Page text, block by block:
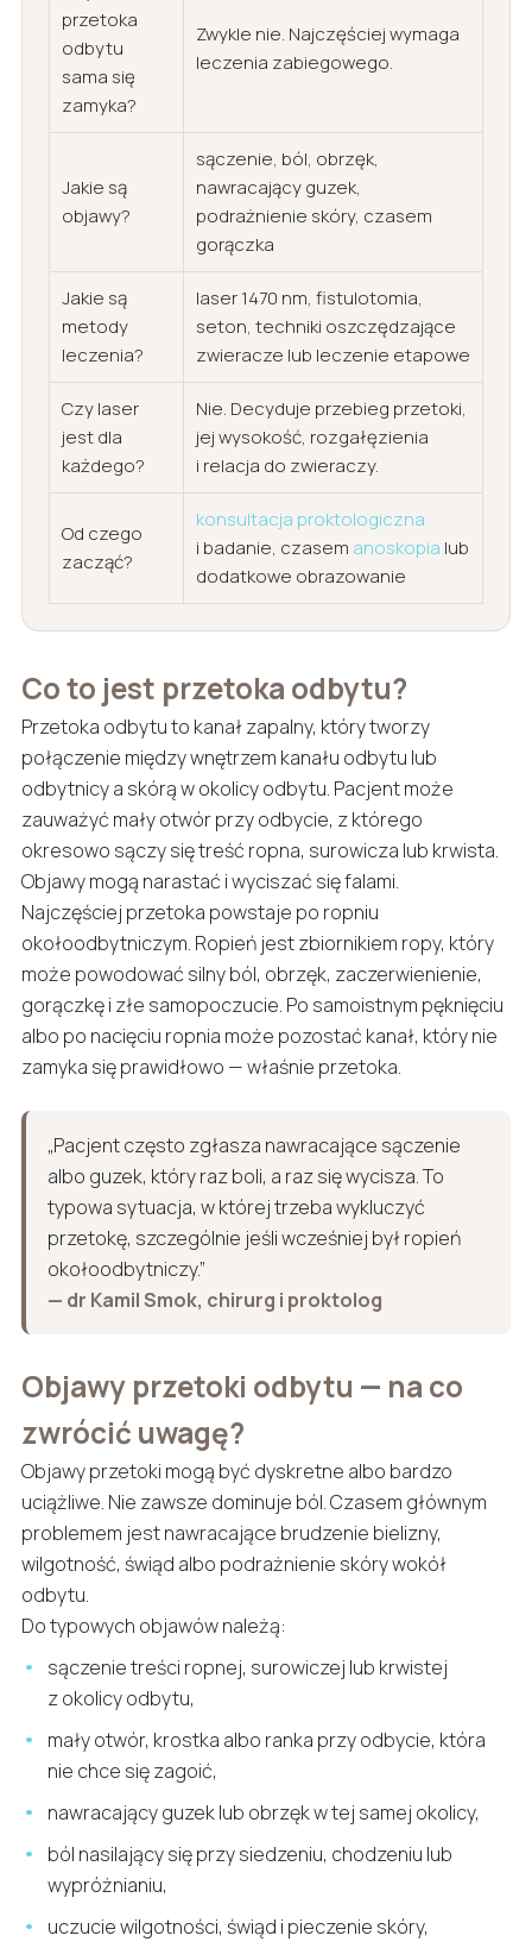
przetoka
odbytu
sama się
zamyka?
Zwykle nie. Najczęściej wymaga
leczenia zabiegowego.
Jakie są
objawy?
sączenie, ból, obrzęk,
nawracający guzek,
podrażnienie skóry, czasem
gorączka
Jakie są
metody
leczenia?
laser 1470 nm, fistulotomia,
seton, techniki oszczędzające
zwieracze lub leczenie etapowe
Czy laser
jest dla
każdego?
Nie. Decyduje przebieg przetoki,
jej wysokość, rozgałęzienia
i relacja do zwieraczy.
Od czego
zacząć?
konsultacja proktologiczna
i badanie, czasem anoskopia lub
dodatkowe obrazowanie
Co to jest przetoka odbytu?
Przetoka odbytu to kanał zapalny, który tworzy
połączenie między wnętrzem kanału odbytu lub
odbytnicy a skórą w okolicy odbytu. Pacjent może
zauważyć mały otwór przy odbycie, z którego
okresowo sączy się treść ropna, surowicza lub krwista.
Objawy mogą narastać i wyciszać się falami.
Najczęściej przetoka powstaje po ropniu
okołoodbytniczym. Ropień jest zbiornikiem ropy, który
może powodować silny ból, obrzęk, zaczerwienienie,
gorączkę i złe samopoczucie. Po samoistnym pęknięciu
albo po nacięciu ropnia może pozostać kanał, który nie
zamyka się prawidłowo — właśnie przetoka.
„Pacjent często zgłasza nawracające sączenie
albo guzek, który raz boli, a raz się wycisza. To
typowa sytuacja, w której trzeba wykluczyć
przetokę, szczególnie jeśli wcześniej był ropień
okołoodbytniczy.”
— dr Kamil Smok, chirurg i proktolog
Objawy przetoki odbytu — na co
zwrócić uwagę?
Objawy przetoki mogą być dyskretne albo bardzo
uciążliwe. Nie zawsze dominuje ból. Czasem głównym
problemem jest nawracające brudzenie bielizny,
wilgotność, świąd albo podrażnienie skóry wokół
odbytu.
Do typowych objawów należą:
sączenie treści ropnej, surowiczej lub krwistej
z okolicy odbytu,
mały otwór, krostka albo ranka przy odbycie, która
nie chce się zagoić,
nawracający guzek lub obrzęk w tej samej okolicy,
ból nasilający się przy siedzeniu, chodzeniu lub
wypróżnianiu,
uczucie wilgotności, świąd i pieczenie skóry,